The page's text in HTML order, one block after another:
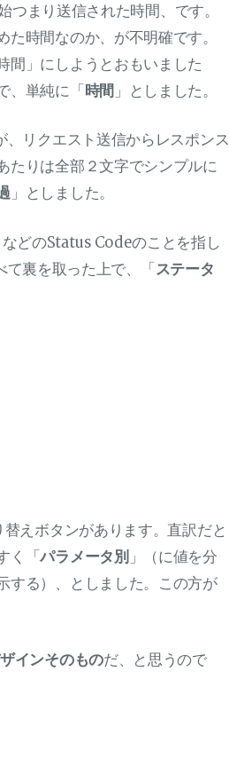
まり送信された時間、です。
時間なのか、が不明確です。
間」にしようとおもいました
、単純に「時間 」としました。
リクエスト送信からレスポンス
たりは全部２文字でシンプルに
」としました。
どのStatus Codeのことを指し
裏を取った上で、「ステータ
えボタンがあります。直訳だと
く「パラメータ別 」（に値を分
する）、としました。この方が
インそのものだ、と思うので